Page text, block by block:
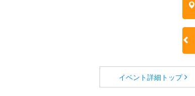
イベント詳細 トップ